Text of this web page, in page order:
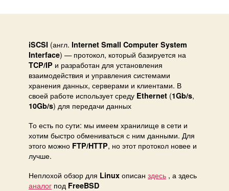
iSCSI (англ. Internet Small Computer System
Interface) — протокол, который базируется на
TCP/IP и разработан для установления
взаимодействия и управления системами
хранения данных, серверами и клиентами. В
своей работе использует среду Ethernet (1Gb/s,
10Gb/s) для передачи данных
То есть по сути: мы имеем хранилище в сети и
хотим быстро обмениваться с ним данными. Для
этого можно FTP/HTTP, но этот протокол новее и
лучше.
Неплохой обзор для Linux описан здесь , а здесь
аналог под FreeBSD